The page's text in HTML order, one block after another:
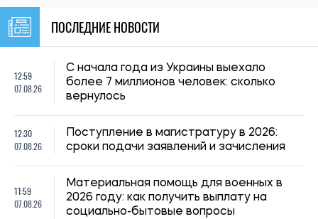
ПОСЛЕДНИЕ НОВОСТИ
12:59
07.08.26
С начала года из Украины выехало
более 7 миллионов человек: сколько
вернулось
12:30
07.08.26
Поступление в магистратуру в 2026:
сроки подачи заявлений и зачисления
11:59
07.08.26
Материальная помощь для военных в
2026 году: как получить выплату на
социально-бытовые вопросы